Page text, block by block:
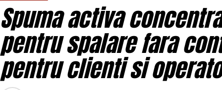
Spuma activa
pentru spalare fara
pentru clienti si